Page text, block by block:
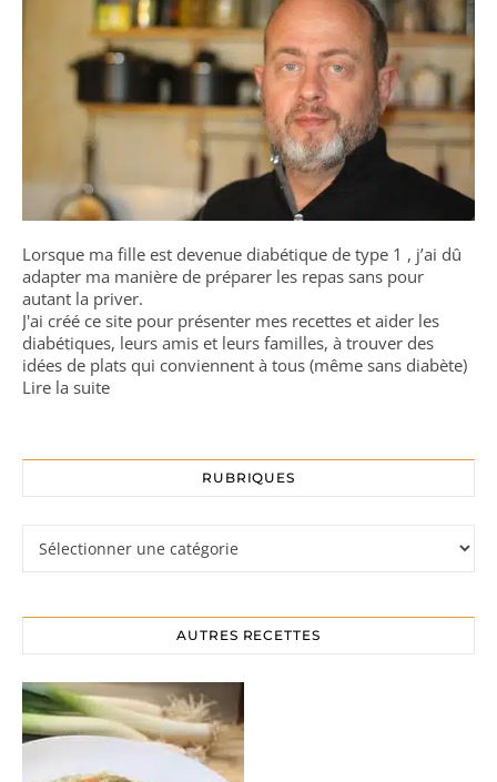
Lorsque ma fille est devenue diabétique de type 1 , j’ai dû
adapter ma manière de préparer les repas sans pour
autant la priver.
J'ai créé ce site pour présenter mes recettes et aider les
diabétiques, leurs amis et leurs familles, à trouver des
idées de plats qui conviennent à tous (même sans diabète)
Lire la suite
RUBRIQUES
AUTRES RECETTES